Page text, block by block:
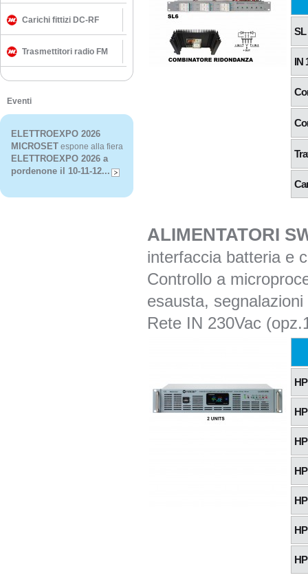
SL
IN
ALIMENTATORI
interfaccia batteria e
Controllo a
esausta,
Rete IN 230Vac
Carichi fittizi DC-RF
Trasmettitori radio FM
Eventi
ELETTROEXPO 2026
MICROSET espone alla fiera
ELETTROEXPO 2026 a
pordenone il 10-11-12...